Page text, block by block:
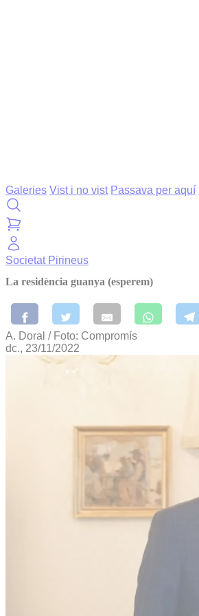
Galeries Vist i no vist Passava per aquí
Societat Pirineus
La residència guanya (esperem)
A. Doral / Foto: Compromís
dc., 23/11/2022